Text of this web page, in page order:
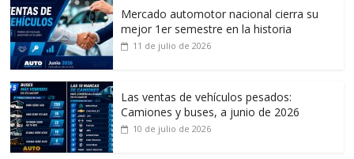
Mercado automotor nacional cierra su
mejor 1er semestre en la historia
11 de julio de 2026
Las ventas de vehículos pesados:
Camiones y buses, a junio de 2026
10 de julio de 2026